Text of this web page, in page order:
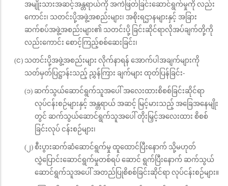
အမျိုးသားအဆင့်အန္တရာယ်ကို အကဲဖြတ်ခြင်းဆောင်ရွက်မှုကို လည်း
ကောင်း၊ သတင်းပို့အဖွဲ့အစည်းများ၊ အစိုးရဌာနများနှင့် အခြား
ဆက်စပ်အဖွဲ့အစည်းများ၏ သတင်းပို့ ခြင်းဆိုင်ရာလိုအပ်ချက်တို့ကို
လည်းကောင်း စောင့်ကြည့်စစ်ဆေးခြင်း၊
(င) သတင်းပို့အဖွဲ့အစည်းများ လိုက်နာရန် အောက်ပါအချက်များကို
သတ်မှတ်ပြဋ္ဌာန်းသည့် ညွှန်ကြား ချက်များ ထုတ်ပြန်ခြင်း-
(၁) ဆက်သွယ်ဆောင်ရွက်သူအပေါ် အလေးထားစိစစ်ခြင်းဆိုင်ရာ
လုပ်ငန်းစဉ်များနှင့် အန္တရာယ် အဆင့် မြင့်မားသည့် အခြေအနေမျိုး
တွင် ဆက်သွယ်ဆောင်ရွက်သူအပေါ် တိုးမြှင့်အလေးထား စိစစ်
ခြင်းလုပ် ငန်းစဉ်များ၊
(၂) စီးပွားဆက်ဆံဆောင်ရွက်မှု ထူထောင်ပြီးနောက် သို့မဟုတ်
လွှဲပြောင်းဆောင်ရွက်မှုတစ်ရပ် ဆောင် ရွက်ပြီးနောက် ဆက်သွယ်
ဆောင်ရွက်သူအပေါ် အတည်ပြုစိစစ်ခြင်းဆိုင်ရာ လုပ်ငန်းစဉ်များ။